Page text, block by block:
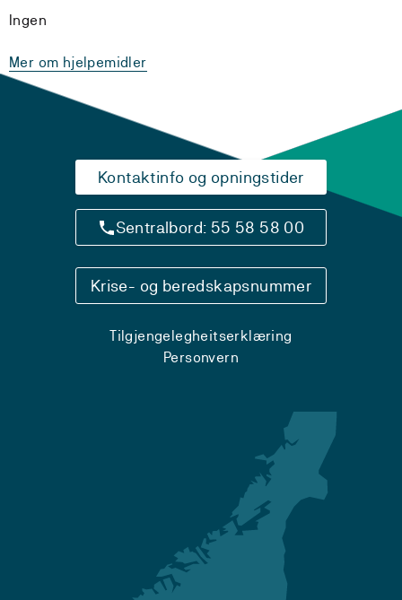
Ingen
Mer om hjelpemidler
Kontaktinfo og opningstider
Sentralbord: 55 58 58 00
Krise- og beredskapsnummer
Tilgjengelegheitserklæring
Personvern